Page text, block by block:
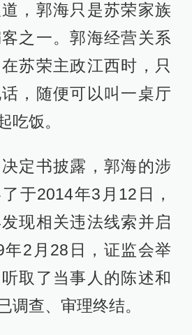
，郭海只是苏荣家族
之一。郭海经营关系
苏荣主政江西时，只
，随便可以叫一桌厅
吃饭。
决定书披露，郭海的涉
于2014年3月12日，
现相关违法线索并启
年2月28日，证监会举
取了当事人的陈述和
调查、审理终结。